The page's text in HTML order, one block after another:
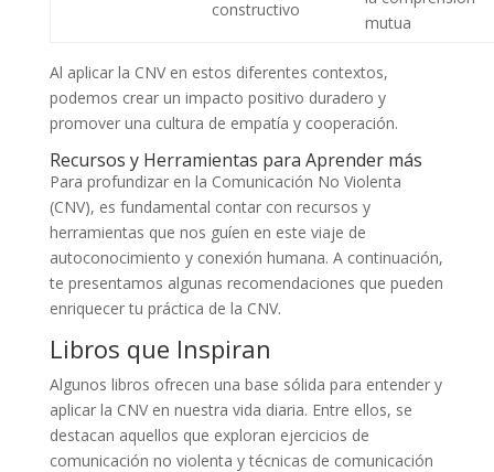
constructivo
mutua
Al aplicar la CNV en estos diferentes contextos,
podemos crear un impacto positivo duradero y
promover una cultura de empatía y cooperación.
Recursos y Herramientas para Aprender más
Para profundizar en la Comunicación No Violenta
(CNV), es fundamental contar con recursos y
herramientas que nos guíen en este viaje de
autoconocimiento y conexión humana. A continuación,
te presentamos algunas recomendaciones que pueden
enriquecer tu práctica de la CNV.
Libros que Inspiran
Algunos libros ofrecen una base sólida para entender y
aplicar la CNV en nuestra vida diaria. Entre ellos, se
destacan aquellos que exploran ejercicios de
comunicación no violenta y técnicas de comunicación